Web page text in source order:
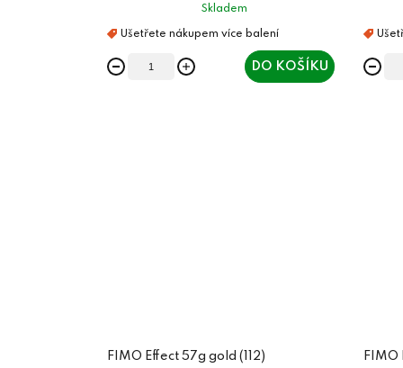
Skladem
DO KOŠÍKU
FIMO Effect 57g gold (112) FIMO